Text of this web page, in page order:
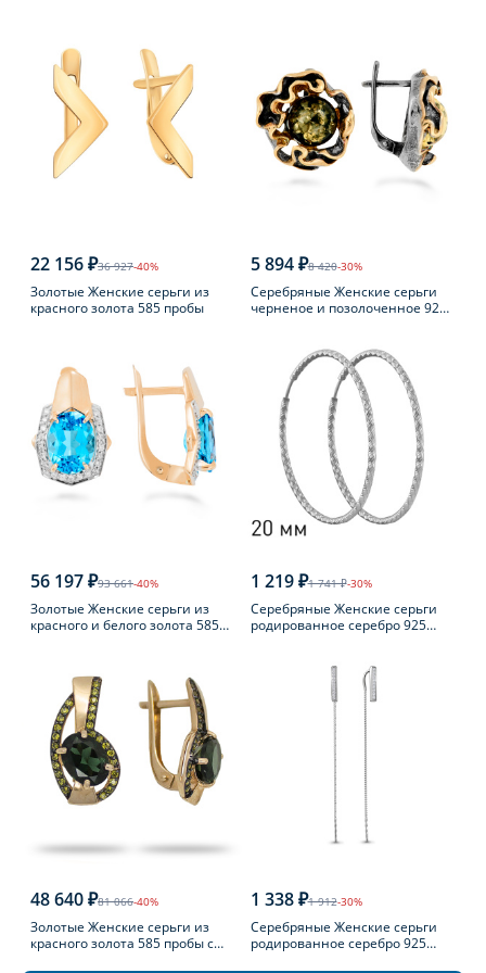
22 156 ₽36 927-40%
Золотые Женские серьги из
красного золота 585 пробы
5 894 ₽8 420-30%
Серебряные Женские серьги
черненое и позолоченное 925
56 197 ₽93 661-40%
Золотые Женские серьги из
красного и белого золота 585
1 219 ₽1 741 ₽-30%
Серебряные Женские серьги
родированное серебро 925
48 640 ₽81 066-40%
Золотые Женские серьги из
красного золота 585 пробы с
1 338 ₽1 912-30%
Серебряные Женские серьги
родированное серебро 925